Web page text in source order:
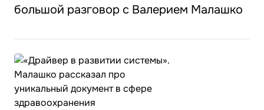
большой разговор с Валерием Малашко